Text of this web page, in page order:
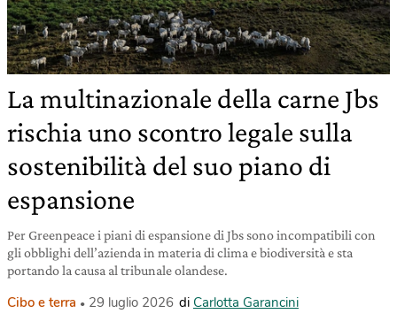
La multinazionale della carne Jbs
rischia uno scontro legale sulla
sostenibilità del suo piano di
espansione
Per Greenpeace i piani di espansione di Jbs sono incompatibili con
gli obblighi dell’azienda in materia di clima e biodiversità e sta
portando la causa al tribunale olandese.
Cibo e terra 29 luglio 2026 di Carlotta Garancini